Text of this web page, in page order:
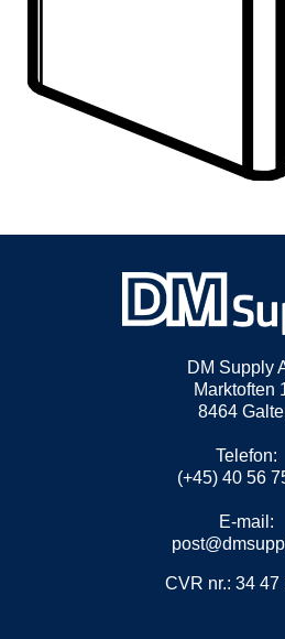
DM Supply
Marktoften
8464
Telefon:
(+45) 40 56
E-mail:
CVR nr.: 34 47